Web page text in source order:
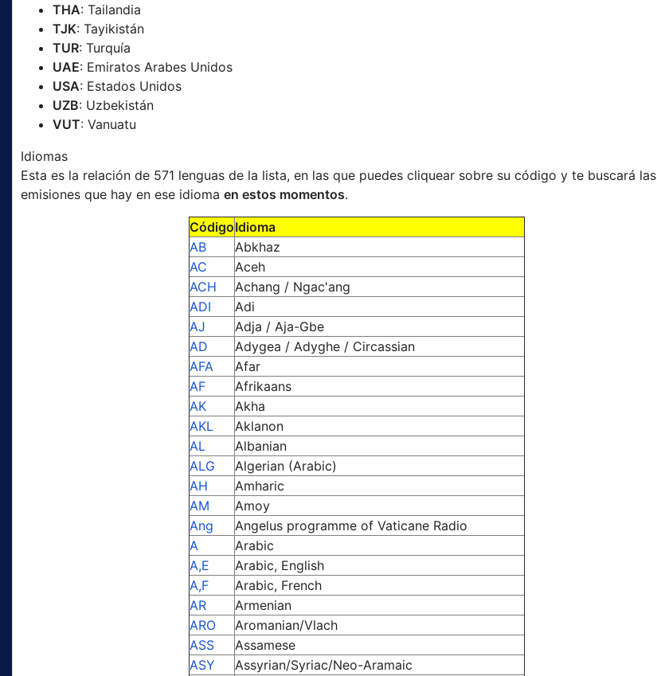
THA: Tailandia
TJK: Tayikistán
TUR: Turquía
UAE: Emiratos Arabes Unidos
USA: Estados Unidos
UZB: Uzbekistán
VUT: Vanuatu
Idiomas
Esta es la relación de 571 lenguas de la lista, en las que puedes cliquear sobre su código y te buscará las
emisiones que hay en ese idioma en estos momentos.
CódigoIdioma
AB
Abkhaz
AC
Aceh
ACH
Achang / Ngac'ang
ADI
Adi
AJ
Adja / Aja-Gbe
AD
Adygea / Adyghe / Circassian
AFA
Afar
AF
Afrikaans
AK
Akha
AKL
Aklanon
AL
Albanian
ALG
Algerian (Arabic)
AH
Amharic
AM
Amoy
Ang
Angelus programme of Vaticane Radio
A
Arabic
A,E
Arabic, English
A,F
Arabic, French
AR
Armenian
ARO
Aromanian/Vlach
ASS
Assamese
ASY
Assyrian/Syriac/Neo-Aramaic